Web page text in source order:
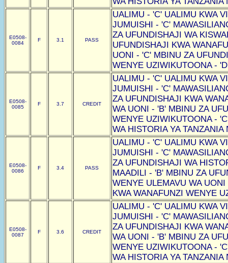
E0508-
0084
F 3.1 PASS
UALIMU - 'C' UALIMU KWA
JUMUISHI - 'C'
ZA UFUNDISHAJI WA
UFUNDISHAJI KWA
UONI - 'C' MBINU ZA
WENYE UZIWIKUTOONA -
E0508-
0085
F 3.7 CREDIT
UALIMU - 'C' UALIMU KWA
JUMUISHI - 'C'
ZA UFUNDISHAJI KWA
WA UONI - 'B' MBINU ZA
WENYE UZIWIKUTOONA -
WA HISTORIA YA TANZANIA
E0508-
0086
F 3.4 PASS
UALIMU - 'C' UALIMU KWA
JUMUISHI - 'C'
ZA UFUNDISHAJI WA
MAADILI - 'B' MBINU ZA
WENYE ULEMAVU WA
KWA WANAFUNZI WENYE
E0508-
0087
F 3.6 CREDIT
UALIMU - 'C' UALIMU KWA
JUMUISHI - 'C'
ZA UFUNDISHAJI KWA
WA UONI - 'B' MBINU ZA
WENYE UZIWIKUTOONA -
WA HISTORIA YA TANZANIA